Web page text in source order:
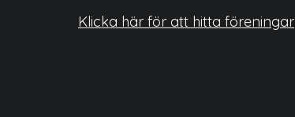
Klicka här för att hitta föreningar